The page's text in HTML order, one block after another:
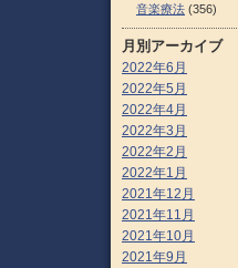
音楽療法 (356)
月別アーカイブ
2022年6月
2022年5月
2022年4月
2022年3月
2022年2月
2022年1月
2021年12月
2021年11月
2021年10月
2021年9月